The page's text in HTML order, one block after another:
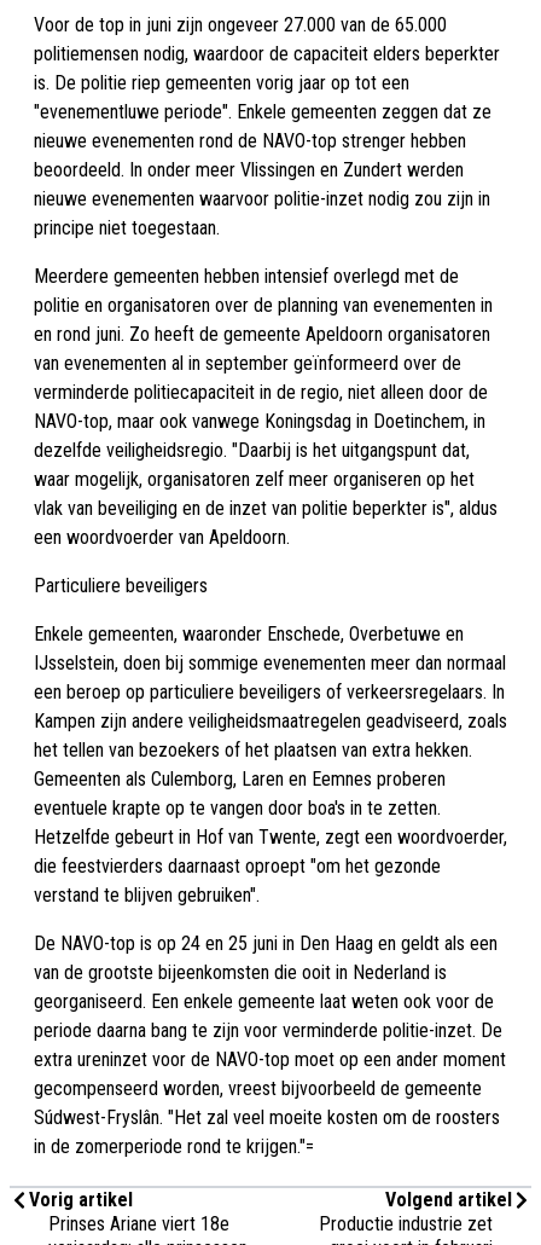
Voor de top in juni zijn ongeveer 27.000 van de 65.000
politiemensen nodig, waardoor de capaciteit elders beperkter
is. De politie riep gemeenten vorig jaar op tot een
"evenementluwe periode". Enkele gemeenten zeggen dat ze
nieuwe evenementen rond de NAVO-top strenger hebben
beoordeeld. In onder meer Vlissingen en Zundert werden
nieuwe evenementen waarvoor politie-inzet nodig zou zijn in
principe niet toegestaan.
Meerdere gemeenten hebben intensief overlegd met de
politie en organisatoren over de planning van evenementen in
en rond juni. Zo heeft de gemeente Apeldoorn organisatoren
van evenementen al in september geïnformeerd over de
verminderde politiecapaciteit in de regio, niet alleen door de
NAVO-top, maar ook vanwege Koningsdag in Doetinchem, in
dezelfde veiligheidsregio. "Daarbij is het uitgangspunt dat,
waar mogelijk, organisatoren zelf meer organiseren op het
vlak van beveiliging en de inzet van politie beperkter is", aldus
een woordvoerder van Apeldoorn.
Particuliere beveiligers
Enkele gemeenten, waaronder Enschede, Overbetuwe en
IJsselstein, doen bij sommige evenementen meer dan normaal
een beroep op particuliere beveiligers of verkeersregelaars. In
Kampen zijn andere veiligheidsmaatregelen geadviseerd, zoals
het tellen van bezoekers of het plaatsen van extra hekken.
Gemeenten als Culemborg, Laren en Eemnes proberen
eventuele krapte op te vangen door boa's in te zetten.
Hetzelfde gebeurt in Hof van Twente, zegt een woordvoerder,
die feestvierders daarnaast oproept "om het gezonde
verstand te blijven gebruiken".
De NAVO-top is op 24 en 25 juni in Den Haag en geldt als een
van de grootste bijeenkomsten die ooit in Nederland is
georganiseerd. Een enkele gemeente laat weten ook voor de
periode daarna bang te zijn voor verminderde politie-inzet. De
extra ureninzet voor de NAVO-top moet op een ander moment
gecompenseerd worden, vreest bijvoorbeeld de gemeente
Súdwest-Fryslân. "Het zal veel moeite kosten om de roosters
in de zomerperiode rond te krijgen."=
Vorig artikel
Prinses Ariane viert 18e
Volgend artikel
Productie industrie zet